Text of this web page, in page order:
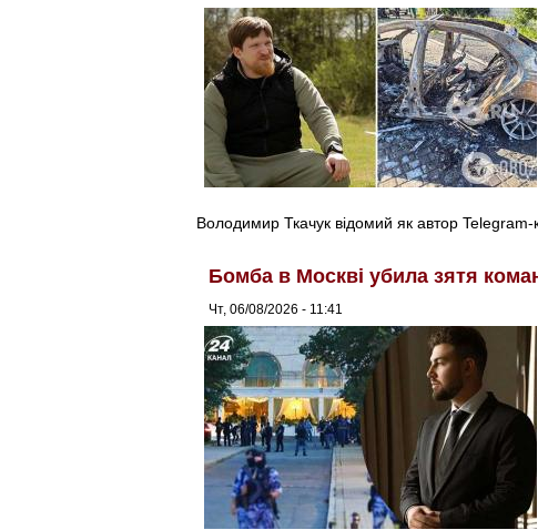
Володимир Ткачук відомий як автор
Бомба в Москві убила зятя
Чт, 06/08/2026 - 11:41